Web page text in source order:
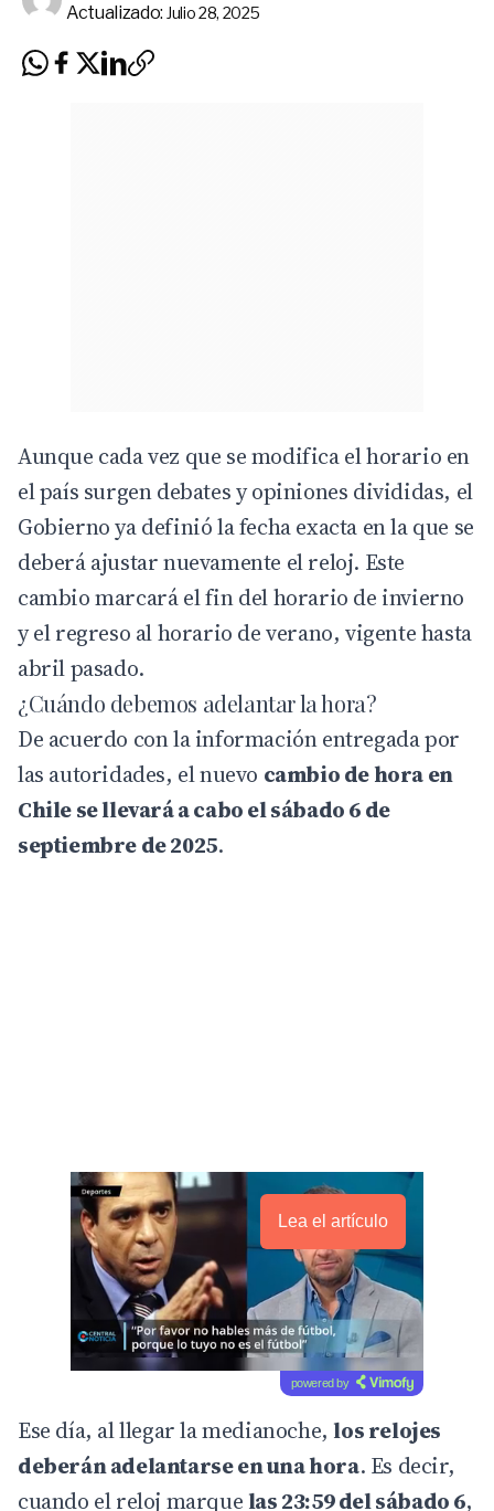
Actualizado: Julio 28, 2025
Aunque cada vez que se modifica el horario en
el país surgen debates y opiniones divididas, el
Gobierno ya definió la fecha exacta en la que se
deberá ajustar nuevamente el reloj. Este
cambio marcará el fin del horario de invierno
y el regreso al horario de verano, vigente hasta
abril pasado.
¿Cuándo debemos adelantar la hora?
De acuerdo con la información entregada por
las autoridades, el nuevo cambio de hora en
Chilese llevará a cabo el sábado 6 de
septiembre de 2025.
Lea el artículo
powered by
Ese día, al llegar la medianoche, los relojes
deberán adelantarse en una hora. Es decir,
cuando el reloj marque las 23:59 del sábado 6,